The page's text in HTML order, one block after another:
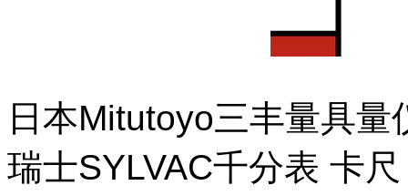
日本Mitutoyo三丰量具
瑞士SYLVAC千分表 卡